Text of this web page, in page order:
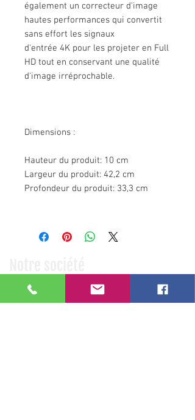
également un correcteur d'image
hautes performances qui convertit
sans effort les signaux
d'entrée 4K pour les projeter en Full
HD tout en conservant une qualité
d'image irréprochable.
Dimensions :
Hauteur du produit: 10 cm
Largeur du produit: 42,2 cm
Profondeur du produit: 33,3 cm
Qui sommes nous ?
Nos partenaires